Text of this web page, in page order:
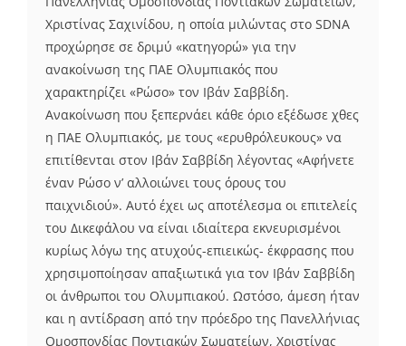
Χριστίνας Σαχινίδου, η οποία μιλώντας στο SDNA
προχώρησε σε δριμύ «κατηγορώ» για την
ανακοίνωση της ΠΑΕ Ολυμπιακός που
χαρακτηρίζει «Ρώσο» τον Ιβάν Σαββίδη.
Ανακοίνωση που ξεπερνάει κάθε όριο εξέδωσε χθες
η ΠΑΕ Ολυμπιακός, με τους «ερυθρόλευκους» να
επιτίθενται στον Ιβάν Σαββίδη λέγοντας «Αφήνετε
έναν Ρώσο ν’ αλλοιώνει τους όρους του
παιχνιδιού». Αυτό έχει ως αποτέλεσμα οι επιτελείς
του Δικεφάλου να είναι ιδιαίτερα εκνευρισμένοι
κυρίως λόγω της ατυχούς-επιεικώς- έκφρασης που
χρησιμοποίησαν απαξιωτικά για τον Ιβάν Σαββίδη
οι άνθρωποι του Ολυμπιακού. Ωστόσο, άμεση ήταν
και η αντίδραση από την πρόεδρο της Πανελλήνιας
Ομοσπονδίας Ποντιακών Σωματείων, Χριστίνας